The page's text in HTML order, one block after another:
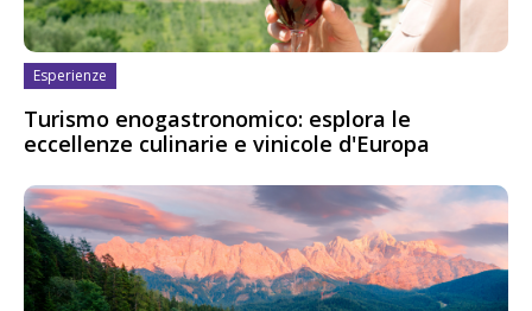
Esperienze
Turismo enogastronomico: esplora le
eccellenze culinarie e vinicole d'Europa